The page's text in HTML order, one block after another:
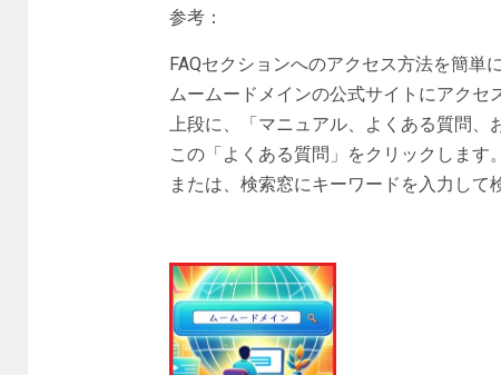
参考：
FAQセクションへのアクセス方法を簡単
ムームードメインの公式サイトにアクセ
上段に、「マニュアル、よくある質問、
この「よくある質問」をクリックします。
または、検索窓にキーワードを入力して